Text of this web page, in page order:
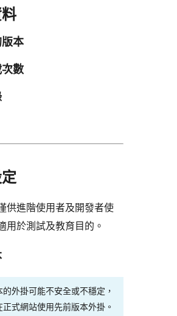
本
數
供進階使用者及開發者使
用於測試及教育目的。
的外掛可能不安全或不穩定，
正式網站使用先前版本外掛。